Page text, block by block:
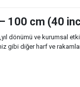
100 cm (40
dönümü ve kurumsal
gibi diğer harf ve